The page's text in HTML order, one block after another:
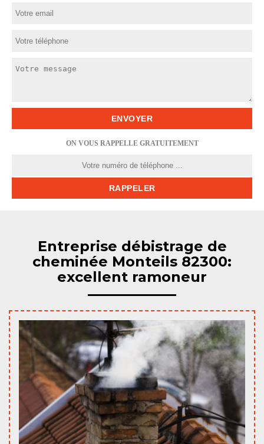
ON VOUS RAPPELLE GRATUITEMENT
Entreprise débistrage de
cheminée Monteils 82300:
excellent ramoneur